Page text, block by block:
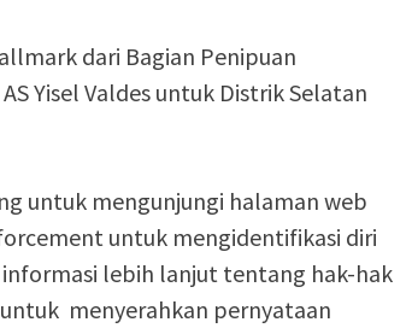
dari Bagian Penipuan
Yisel Valdes untuk Distrik Selatan
untuk mengunjungi halaman web
untuk mengidentifikasi diri
lebih lanjut tentang hak-hak
menyerahkan pernyataan